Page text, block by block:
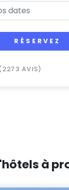
RÉSERVEZ
AVIS)
à